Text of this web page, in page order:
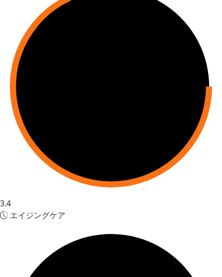
3.4
エイジングケア